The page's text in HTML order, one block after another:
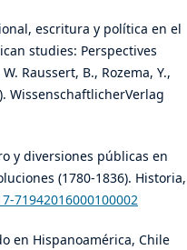
escritura y política en el
studies: Perspectives
Raussert, B., Rozema, Y.,
WissenschaftlicherVerlag
y diversiones públicas en
(1780-1836). Historia,
71942016000100002
en Hispanoamérica, Chile